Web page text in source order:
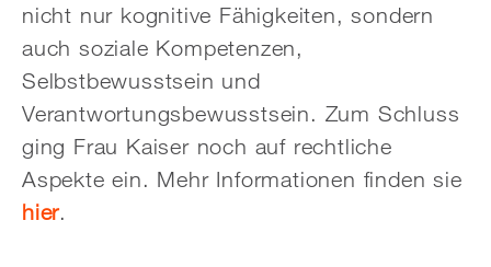
nicht nur kognitive Fähigkeiten, sondern
auch soziale Kompetenzen,
Selbstbewusstsein und
Verantwortungsbewusstsein. Zum Schluss
ging Frau Kaiser noch auf rechtliche
Aspekte ein. Mehr Informationen finden sie
hier.